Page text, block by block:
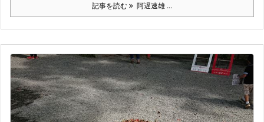
記事を読む 阿遅速雄 ...